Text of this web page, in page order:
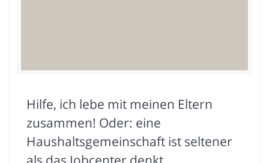
Hilfe, ich lebe mit meinen Eltern
zusammen! Oder: eine
Haushaltsgemeinschaft ist seltener